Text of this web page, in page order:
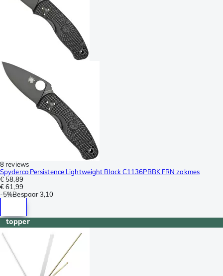
8 reviews
Spyderco Persistence Lightweight Black C1136PBBK FRN zakmes
€ 58,89
€ 61,99
-5%Bespaar3,10
topper